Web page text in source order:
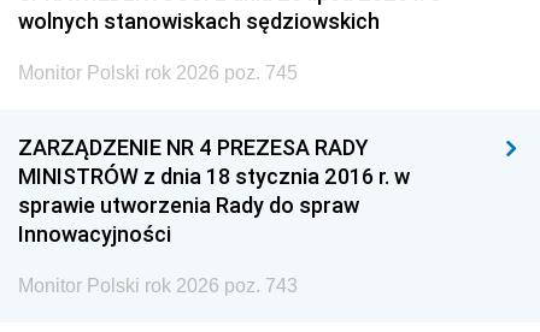
wolnych stanowiskach sędziowskich
Monitor Polski rok 2026 poz. 745
ZARZĄDZENIE NR 4 PREZESA RADY
MINISTRÓW z dnia 18 stycznia 2016 r. w
sprawie utworzenia Rady do spraw
Innowacyjności
Monitor Polski rok 2026 poz. 743